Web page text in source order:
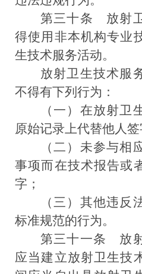
第三十条 放射
得使用非本机构专业
生技术服务活动。
放射卫生技术服
不得有下列行为：
（一）在放射卫
原始记录上代替他人签
（二）未参与相
事项而在技术报告或
字；
（三）其他违反
标准规范的行为。
第三十一条 放
应当建立放射卫生技